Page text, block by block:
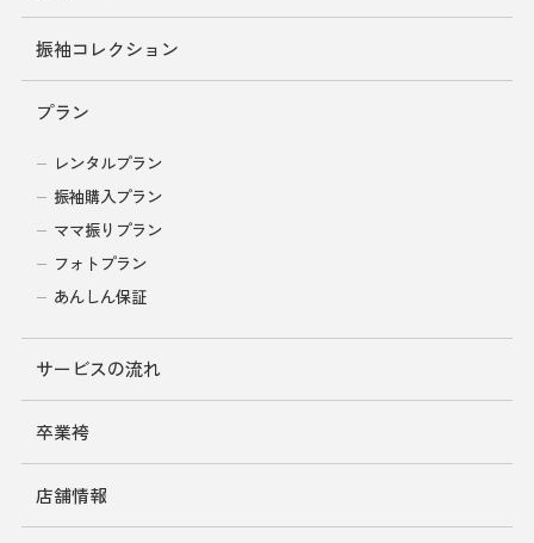
振袖コレクション
プラン
レンタルプラン
振袖購入プラン
ママ振りプラン
フォトプラン
あんしん保証
サービスの流れ
卒業袴
店舗情報